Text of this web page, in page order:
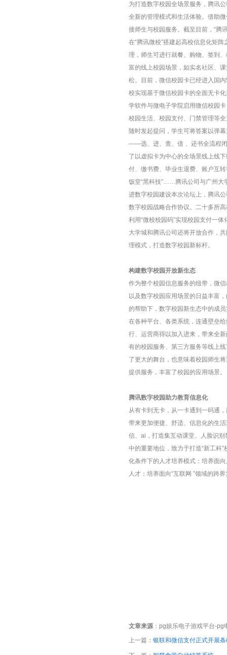
为打造数字校园全场景服务，腾讯
全新的管理模式和生活体验。借助
接师生与校园服务。截至目前，“腾
在“腾讯微校”搭建起高校信息化矩
理，师生可进行就餐、购物、签到
富的线上校园场景，如实名社区、
松。目前，微信校园卡已经进入国
校实现基于微信校园卡的全面无卡
学软件与微电子学院启用微信校园
校园生活、校园支付、门禁管理等
随时发起提问，学生可将答案以弹
——选、进、查、借 、还书全流程闭
了以虚拟卡为中心的全场景线上线
付、缴书费、毕业生退费、账户互
饭堂“黑科技”……腾讯公司与广州大
进数字校园建设本次论坛上，腾讯
数字校园战略合作协议。二十多所
利用“微校校园码”实现校园支付一
大学城和腾讯公司还将开放合作，
理模式，打造数字校园新标杆。
构建数字校园开放新生态
作为整个校园信息服务的纽带，微
以及数字校园应用场景的日益丰富
的帮助下，数字校园新生态中的成
在各种平台、各类系统，连通壁垒
行、运营商得以加入进来，带来全
有的校园服务、第三方服务等线上
了更大的舞台，也意味着校园师生
提供服务，丰富了校园的应用场景。
腾讯数字校园助力教育信息化
从有卡到无卡，从一卡通到一码通
带来更加便捷、舒适、信息化的生
信、ai，打造集互动课堂、人脸识
中的重要地位，致力于打造“新工科
化条件下的人才培养模式：培养面
人才；培养面向“互联网 ”领域的跨
文章来源： pg娱乐电子游戏平台-pg
上一篇： 银联和微信支付正式开展